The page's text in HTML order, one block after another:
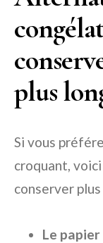
plus
Si vous
croquant,
conserver
Le papier